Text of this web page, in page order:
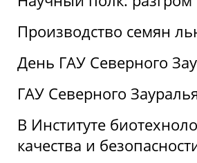
Производство семян
День ГАУ Северного
ГАУ Северного
В Институте
качества и